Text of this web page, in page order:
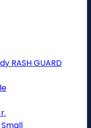
RASH GUARD
Small